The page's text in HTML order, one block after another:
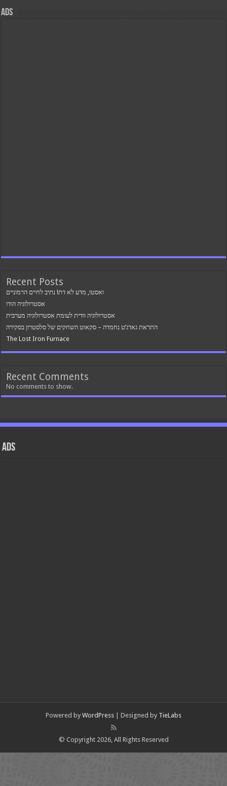
ads
Recent Posts
ואסטו, מדע לא דת! נתיב לחיים הרמוניים
אסטרולוגיה הודו
אסטרולוגיה וודית לעומת אסטרולוגיה מערבית
התראת גאדג’ט נחמדה – סקאוט השחקים של סלסטרון בסקירה
The Lost Iron Furnace
Recent Comments
No comments to show.
ads
Powered by WordPress | Designed by TieLabs
© Copyright 2026, All Rights Reserved